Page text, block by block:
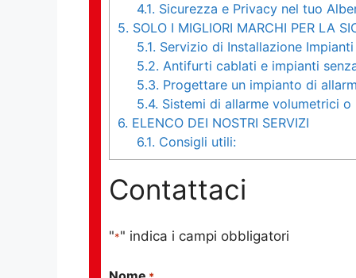
4.1. Sicurezza e Privacy nel tuo
5. SOLO I MIGLIORI MARCHI PER LA
5.1. Servizio di Installazione
5.2. Antifurti cablati e impianti
5.3. Progettare un impianto di
5.4. Sistemi di allarme volumetrici o
6. ELENCO DEI NOSTRI SERVIZI
6.1. Consigli utili:
Contattaci
"*" indica i campi obbligatori